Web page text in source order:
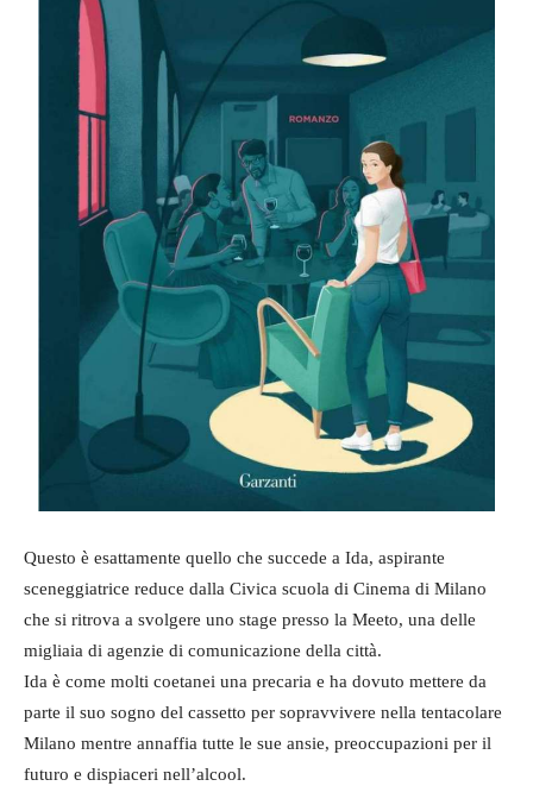
Questo è esattamente quello che succede a Ida, aspirante
sceneggiatrice reduce dalla Civica scuola di Cinema di Milano
che si ritrova a svolgere uno stage presso la Meeto, una delle
migliaia di agenzie di comunicazione della città.
Ida è come molti coetanei una precaria e ha dovuto mettere da
parte il suo sogno del cassetto per sopravvivere nella tentacolare
Milano mentre annaffia tutte le sue ansie, preoccupazioni per il
futuro e dispiaceri nell’alcool.